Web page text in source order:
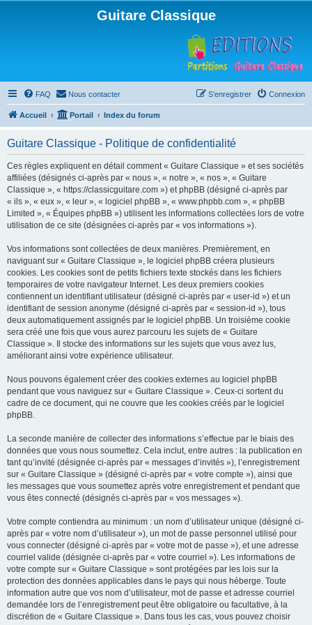
Guitare Classique
FAQ Nous contacter Connexion
S’enregistrer
Accueil Portail Index du forum
Guitare Classique - Politique de confidentialité
Ces règles expliquent en détail comment « Guitare Classique » et ses sociétés
affiliées (désignés ci-après par « nous », « notre », « nos », « Guitare
Classique », « https://classicguitare.com ») et phpBB (désigné ci-après par
« ils », « eux », « leur », « logiciel phpBB », « www.phpbb.com », « phpBB
Limited », « Équipes phpBB ») utilisent les informations collectées lors de votre
utilisation de ce site (désignées ci-après par « vos informations »).
Vos informations sont collectées de deux manières. Premièrement, en
naviguant sur « Guitare Classique », le logiciel phpBB créera plusieurs
cookies. Les cookies sont de petits fichiers texte stockés dans les fichiers
temporaires de votre navigateur Internet. Les deux premiers cookies
contiennent un identifiant utilisateur (désigné ci-après par « user-id ») et un
identifiant de session anonyme (désigné ci-après par « session-id »), tous
deux automatiquement assignés par le logiciel phpBB. Un troisième cookie
sera créé une fois que vous aurez parcouru les sujets de « Guitare
Classique ». Il stocke des informations sur les sujets que vous avez lus,
améliorant ainsi votre expérience utilisateur.
Nous pouvons également créer des cookies externes au logiciel phpBB
pendant que vous naviguez sur « Guitare Classique ». Ceux-ci sortent du
cadre de ce document, qui ne couvre que les cookies créés par le logiciel
phpBB.
La seconde manière de collecter des informations s’effectue par le biais des
données que vous nous soumettez. Cela inclut, entre autres : la publication en
tant qu’invité (désignée ci-après par « messages d’invités »), l’enregistrement
sur « Guitare Classique » (désigné ci-après par « votre compte »), ainsi que
les messages que vous soumettez après votre enregistrement et pendant que
vous êtes connecté (désignés ci-après par « vos messages »).
Votre compte contiendra au minimum : un nom d’utilisateur unique (désigné ci-
après par « votre nom d’utilisateur »), un mot de passe personnel utilisé pour
vous connecter (désigné ci-après par « votre mot de passe »), et une adresse
courriel valide (désignée ci-après par « votre courriel »). Les informations de
votre compte sur « Guitare Classique » sont protégées par les lois sur la
protection des données applicables dans le pays qui nous héberge. Toute
information autre que vos nom d’utilisateur, mot de passe et adresse courriel
demandée lors de l’enregistrement peut être obligatoire ou facultative, à la
discrétion de « Guitare Classique ». Dans tous les cas, vous pouvez choisir